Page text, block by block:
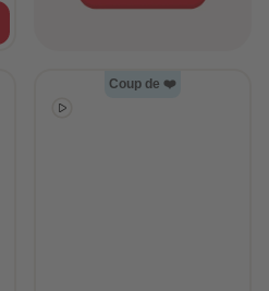
Coup de ❤️